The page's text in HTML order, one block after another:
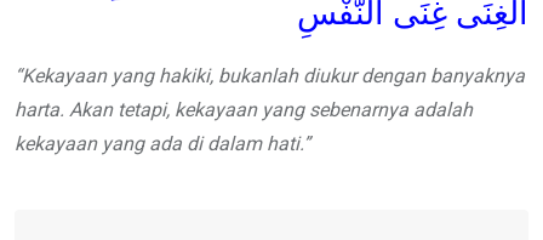
الْغِنَى غِنَى النَّفْسِ
“Kekayaan yang hakiki, bukanlah diukur dengan banyaknya
harta. Akan tetapi, kekayaan yang sebenarnya adalah
kekayaan yang ada di dalam hati.”